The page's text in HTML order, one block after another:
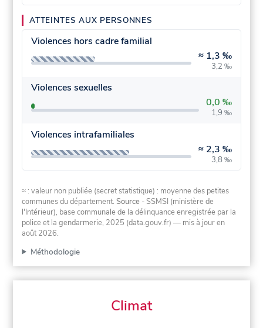
ATTEINTES AUX PERSONNES
Violences hors cadre familial
≈ 1,3 ‰
3,2 ‰
Violences sexuelles
0,0 ‰
1,9 ‰
Violences intrafamiliales
≈ 2,3 ‰
3,8 ‰
≈ : valeur non publiée (secret statistique) : moyenne des petites
communes du département.Source - SSMSI (ministère de
l'Intérieur), base communale de la délinquance enregistrée par la
police et la gendarmerie, 2025 (data.gouv.fr) — mis à jour en
août 2026.
Méthodologie
Climat